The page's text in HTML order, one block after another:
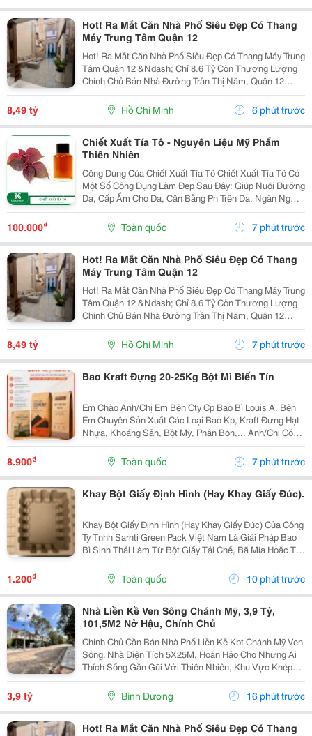
Hot! Ra Mắt Căn Nhà Phố Siêu Đẹp Có Thang
Máy Trung Tâm Quận 12
Hot! Ra Mắt Căn Nhà Phố Siêu Đẹp Có Thang Máy Trung
Tâm Quận 12 &Ndash; Chỉ 8.6 Tỷ Còn Thương Lượng
Chính Chủ Bán Nhà Đường Trần Thị Năm, Quận 12
&Ndash; Vị Trí Đẹp, Khu Dân Cư Hiện Hữu, Tiện Ích Đầy
Đủ. Diện Tích: 4M &Times; 20M Nhà...
8,49 tỷ Hồ Chí Minh 6 phút trước
Chiết Xuất Tía Tô - Nguyên Liệu Mỹ Phẩm
Thiên Nhiên
Công Dụng Của Chiết Xuất Tía Tô Chiết Xuất Tía Tô Có
Một Số Công Dụng Làm Đẹp Sau Đây: Giúp Nuôi Dưỡng
Da, Cấp Ẩm Cho Da, Cân Bằng Ph Trên Da, Ngăn Ngừa
Tình Trạng Da Khô, Thô Ráp, Sần Sùi, Bong Tróc&Hellip;
Giúp Kháng Khuẩn, Làm Sạch Da, Tẩy...
100.000₫ Toàn quốc 7 phút trước
Hot! Ra Mắt Căn Nhà Phố Siêu Đẹp Có Thang
Máy Trung Tâm Quận 12
Hot! Ra Mắt Căn Nhà Phố Siêu Đẹp Có Thang Máy Trung
Tâm Quận 12 &Ndash; Chỉ 8.6 Tỷ Còn Thương Lượng
Chính Chủ Bán Nhà Đường Trần Thị Năm, Quận 12
&Ndash; Vị Trí Đẹp, Khu Dân Cư Hiện Hữu, Tiện Ích Đầy
Đủ. Diện Tích: 4M &Times; 20M Nhà...
8,49 tỷ Hồ Chí Minh 7 phút trước
Bao Kraft Đựng 20-25Kg Bột Mì Biến Tín
Em Chào Anh/Chị Em Bên Cty Cp Bao Bì Louis Ạ. Bên
Em Chuyên Sản Xuất Các Loại Bao Kp, Kraft Đựng Hạt
Nhựa, Khoáng Sản, Bột Mỳ, Phân Bón,... Anh/Chị Có
Nhu Cầu Sử Dụng Bao Bì, Liên Hệ Em Nhé. Em Báo Giá
Tại Xưởng Ạ. Sđt/Zalo: 0354 000 197 Hoặc Email:...
8.900₫ Toàn quốc 7 phút trước
Khay Bột Giấy Định Hình (Hay Khay Giấy Đúc).
Khay Bột Giấy Định Hình (Hay Khay Giấy Đúc) Của Công
Ty Tnhh Sarnti Green Pack Việt Nam Là Giải Pháp Bao
Bì Sinh Thái Làm Từ Bột Giấy Tái Chế, Bã Mía Hoặc Tre,
Được Ép Khuôn 3D Theo Hình Dạng Sản Phẩm.
&Middot; Thân Thiện Môi Trường: Khả Năng Phân...
1.200₫ Toàn quốc 10 phút trước
Nhà Liền Kề Ven Sông Chánh Mỹ, 3,9 Tỷ,
101,5M2 Nở Hậu, Chính Chủ
Chính Chủ Cần Bán Nhà Phố Liền Kề Kbt Chánh Mỹ Ven
Sông. Nhà Diện Tích 5X25M, Hoàn Hảo Cho Những Ai
Thích Sống Gần Gũi Với Thiên Nhiên, Khu Vực Khép
Kín Có Bảo Vệ 24/24 - Phù Hợp Cho Thư Giãn Nghỉ
Ngơi Yên Tĩnh. Khu Dân Trí Cao Không Có Vấn Đề...
3,9 tỷ Bình Dương 16 phút trước
Hot! Ra Mắt Căn Nhà Phố Siêu Đẹp Có Thang